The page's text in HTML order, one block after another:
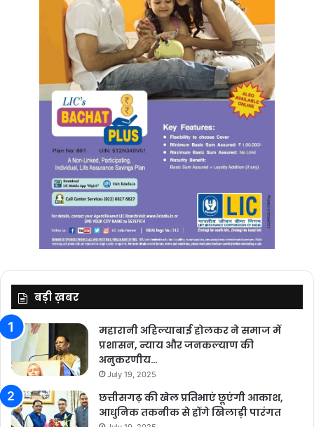
बड़ी ख़बर
महारानी अहिल्याबाई होलकर ने समाज में
प्रशासन, न्याय और जनकल्याण की
अनुकरणीय…
July 19, 2025
छत्तीसगढ़ की खेल प्रतिभाएं छूएंगी आकाश,
आधुनिक तकनीक से होंगे खिलाड़ी पारंगत